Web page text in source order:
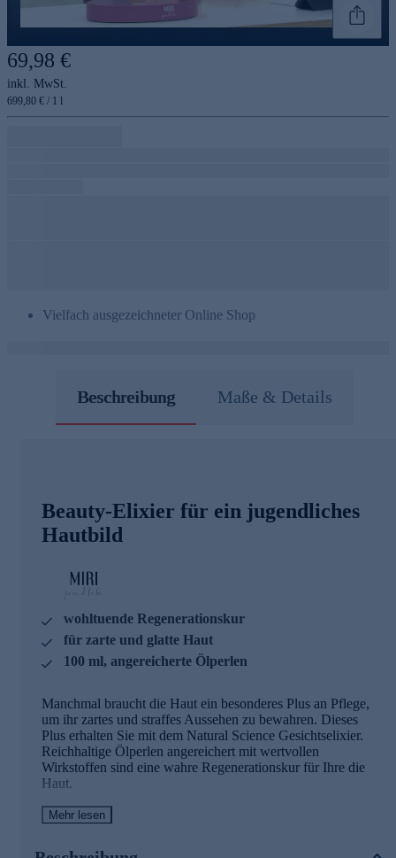
69,98 €
inkl. MwSt.
699,80 € / 1 l
Vielfach ausgezeichneter Online Shop
Beschreibung Maße & Details
Beauty-Elixier für ein jugendliches
Hautbild
wohltuende Regenerationskur
für zarte und glatte Haut
100 ml, angereicherte Ölperlen
Manchmal braucht die Haut ein besonderes Plus an Pflege,
um ihr zartes und straffes Aussehen zu bewahren. Dieses
Plus erhalten Sie mit dem Natural Science Gesichtselixier.
Reichhaltige Ölperlen angereichert mit wertvollen
Wirkstoffen sind eine wahre Regenerationskur für Ihre die
Haut.
Intensive Feuchtigkeit gegen Linien und
Mehr lesen